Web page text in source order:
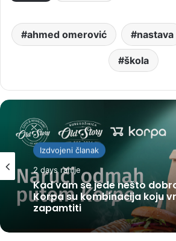
ahmed omerović nastava
škola
Izdvojeni članak
2 days ranije
Kad vam se jede nešto
Korpa su kombinacija koju
zapamtiti